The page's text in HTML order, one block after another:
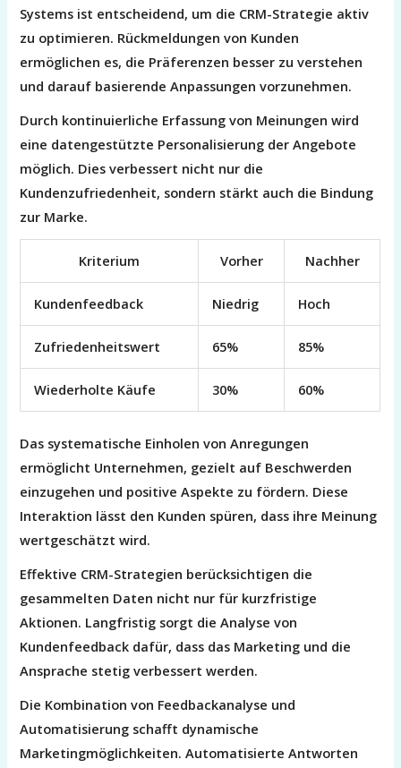
Systems ist entscheidend, um die CRM-Strategie aktiv
zu optimieren. Rückmeldungen von Kunden
ermöglichen es, die Präferenzen besser zu verstehen
und darauf basierende Anpassungen vorzunehmen.
Durch kontinuierliche Erfassung von Meinungen wird
eine datengestützte Personalisierung der Angebote
möglich. Dies verbessert nicht nur die
Kundenzufriedenheit, sondern stärkt auch die Bindung
zur Marke.
Kriterium Vorher Nachher
Kundenfeedback Niedrig Hoch
Zufriedenheitswert 65% 85%
Wiederholte Käufe 30% 60%
Das systematische Einholen von Anregungen
ermöglicht Unternehmen, gezielt auf Beschwerden
einzugehen und positive Aspekte zu fördern. Diese
Interaktion lässt den Kunden spüren, dass ihre Meinung
wertgeschätzt wird.
Effektive CRM-Strategien berücksichtigen die
gesammelten Daten nicht nur für kurzfristige
Aktionen. Langfristig sorgt die Analyse von
Kundenfeedback dafür, dass das Marketing und die
Ansprache stetig verbessert werden.
Die Kombination von Feedbackanalyse und
Automatisierung schafft dynamische
Marketingmöglichkeiten. Automatisierte Antworten